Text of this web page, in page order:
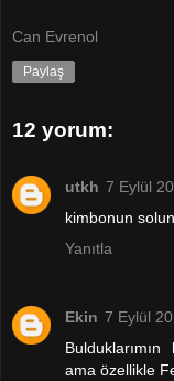
Can Evrenol
Paylaş
12 yorum:
utkh 7 Eylül
kimbonun
Yanıtla
Ekin 7 Eylül
ama özellikle